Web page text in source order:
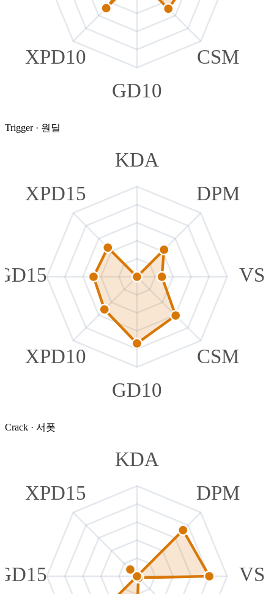
CSM
GD10
XPD10
Trigger· 원딜
KDA
DPM
VS
CSM
GD10
XPD10
XPD15
Crack · 서폿
KDA
DPM
VS
XPD15